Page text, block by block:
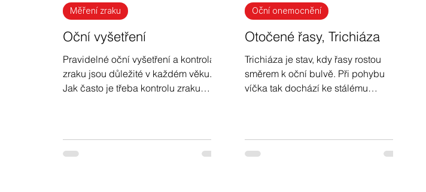
Oční vyšetření
Pravidelné oční vyšetření a kontrola
zraku jsou důležité v každém věku.
Jak často je třeba kontrolu zraku
Měření zraku
Otočené řasy, Trichiáza
Trichiáza je stav, kdy řasy rostou
směrem k oční bulvě. Při pohybu
víčka tak dochází ke stálému
Oční onemocnění